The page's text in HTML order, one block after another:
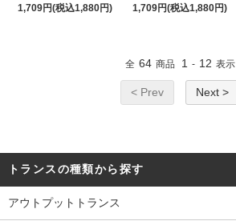
1,709円(税込1,880円)
1,709円(税込1,880円)
全 64 商品 1 - 12 表示
< Prev Next >
トランスの種類から探す
アウトプットトランス